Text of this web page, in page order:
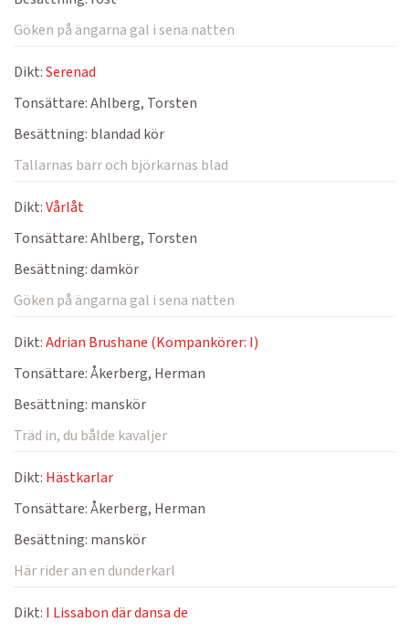
Göken på ängarna gal i sena natten
Dikt:Serenad
Tonsättare:Ahlberg, Torsten
Besättning: blandad kör
Tallarnas barr och björkarnas blad
Dikt:Vårlåt
Tonsättare:Ahlberg, Torsten
Besättning:damkör
Göken på ängarna gal i sena natten
Dikt:Adrian Brushane (Kompankörer: I)
Tonsättare:Åkerberg, Herman
Besättning: manskör
Träd in, du bålde kavaljer
Dikt: Hästkarlar
Tonsättare:Åkerberg, Herman
Besättning: manskör
Här rider an en dunderkarl
Dikt: I Lissabon där dansa de